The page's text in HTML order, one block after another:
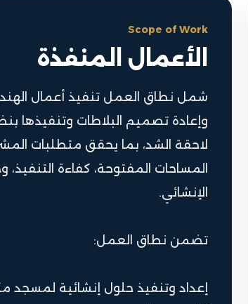
Scope of Work
الأعمال المنفذة
شمل نطاق العمل تنفيذ أعمال
وإعادة تصميم البلاطات وتنفيذها
لاحقة الشد، بما يحقق متطلبات
المساحات المفتوحة، كفاءة التنفيذ،
الإنشائي.
تضمن نطاق العمل:
إعداد وتنفيذ حلول إنشائية لمسجد